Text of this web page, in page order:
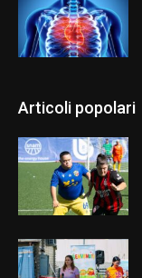
Articoli popolari